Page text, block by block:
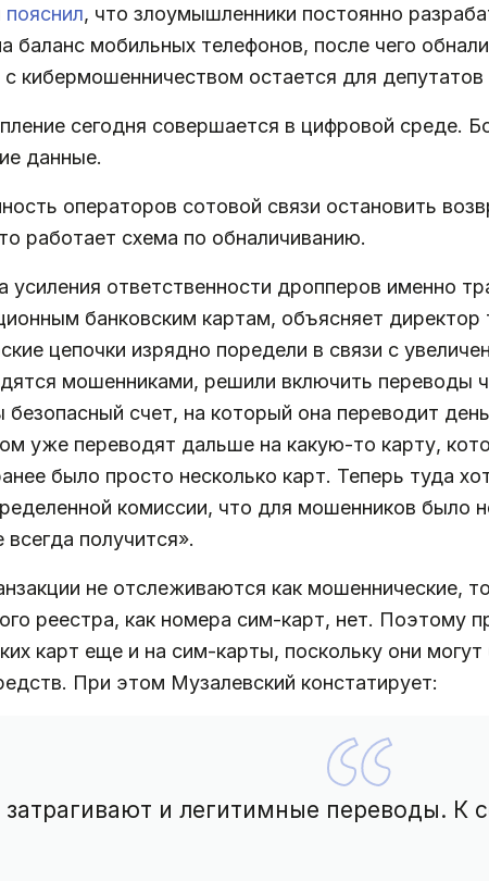
пояснил, что злоумышленники постоянно
баланс мобильных телефонов, после чего
кибермошенничеством остается для
сегодня совершается в цифровой среде.
данные.
операторов сотовой связи остановить
работает схема по обналичиванию.
усиления ответственности дропперов именно
банковским картам, объясняет
цепочки изрядно поредели в связи с
мошенниками, решили включить переводы
счет, на который она переводит
уже переводят дальше на какую-то карту,
было просто несколько карт. Теперь туда
комиссии, что для мошенников было
получится».
не отслеживаются как мошеннические,
реестра, как номера сим-карт, нет. Поэтому
карт еще и на сим-карты, поскольку они
При этом Музалевский констатирует:
и легитимные переводы. К